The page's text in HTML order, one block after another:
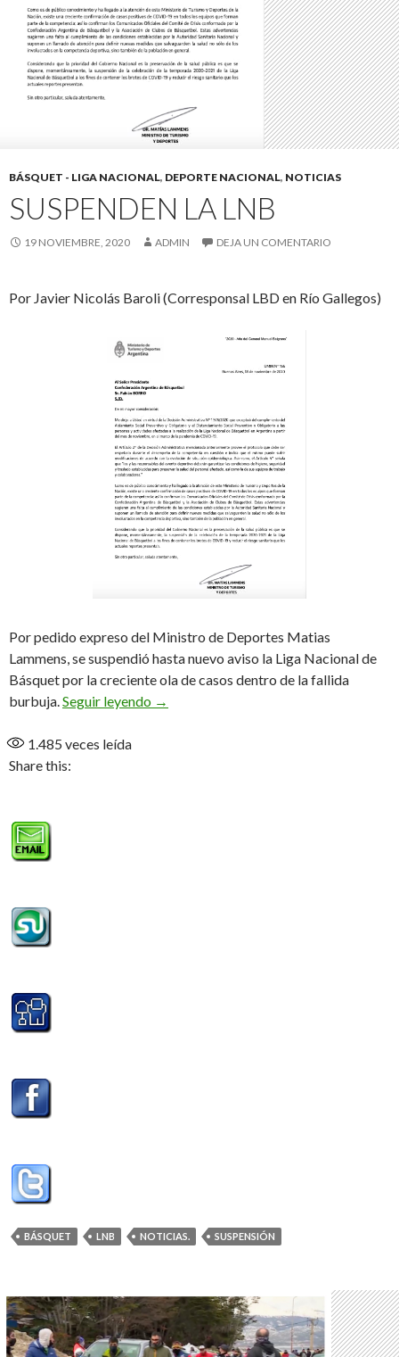
BÁSQUET - LIGA NACIONAL, DEPORTE NACIONAL, NOTICIAS
SUSPENDEN LA LNB
19 NOVIEMBRE, 2020 ADMIN DEJA UN COMENTARIO
Por Javier Nicolás Baroli (Corresponsal LBD en Río Gallegos)
Por pedido expreso del Ministro de Deportes Matias
Lammens, se suspendió hasta nuevo aviso la Liga Nacional de
Básquet por la creciente ola de casos dentro de la fallida
burbuja. Seguir leyendo Suspenden la LNB
→
1.485 veces leída
Share this:
BÁSQUET LNB NOTICIAS. SUSPENSIÓN